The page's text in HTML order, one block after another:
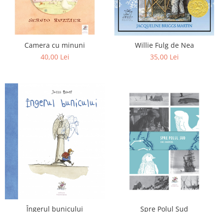
Camera cu minuni
40,00 Lei
Willie Fulg de Nea
35,00 Lei
Îngerul bunicului Spre Polul Sud